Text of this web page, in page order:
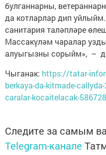
булганнарны,
да котларлар дип
санитария таләпләре
Массакүләм чаралар
алуыгызны сорыйм», –
Чыганак: https://tatar-
berkaya-da-kitmade-
caralar-kocaitelacak-
Следите за самым
Telegram-канале